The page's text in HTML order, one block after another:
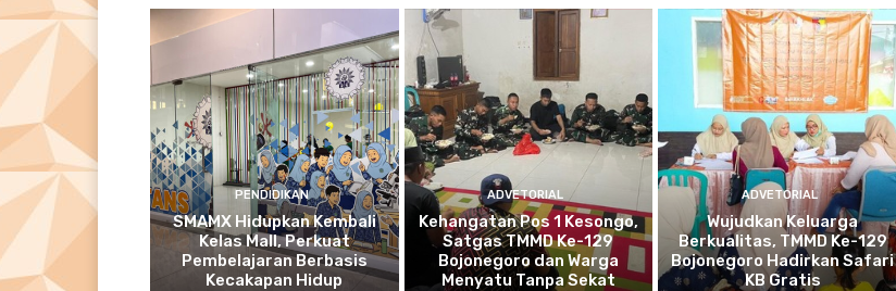
PENDIDIKAN
SMAMX Hidupkan Kembali
Kelas Mall, Perkuat
Pembelajaran Berbasis
Kecakapan Hidup
ADVETORIAL
Kehangatan Pos 1 Kesongo,
Satgas TMMD Ke-129
Bojonegoro dan Warga
Menyatu Tanpa Sekat
ADVETORIAL
Wujudkan Keluarga
Berkualitas, TMMD Ke-129
Bojonegoro Hadirkan Safari
KB Gratis